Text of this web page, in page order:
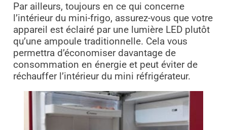
Par ailleurs, toujours en ce qui concerne
l’intérieur du mini-frigo, assurez-vous que votre
appareil est éclairé par une lumière LED plutôt
qu’une ampoule traditionnelle. Cela vous
permettra d’économiser davantage de
consommation en énergie et peut éviter de
réchauffer l’intérieur du mini réfrigérateur.